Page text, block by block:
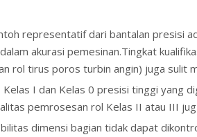
representatif dari bantalan presisi
akurasi pemesinan.Tingkat
rol tirus poros turbin angin) juga sulit
Kelas I dan Kelas 0 presisi tinggi yang
pemrosesan rol Kelas II atau III
dimensi bagian tidak dapat